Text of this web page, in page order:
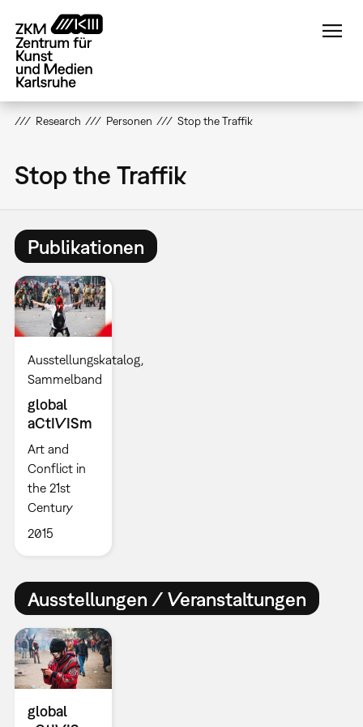
zum
Inhalt
Research Personen Stop the Traffik
Stop the Traffik
Publikationen
Ausstellungskatalog
Sammelband
global
aCtIVISm
Art and
Conflict in
the 21st
Century
2015
Ausstellungen / Veranstaltungen
global